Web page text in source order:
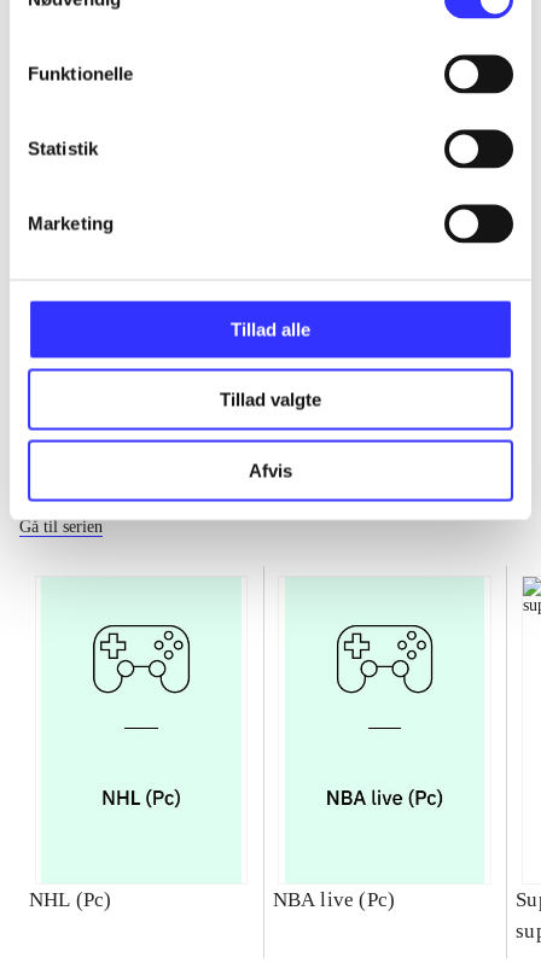
Funktionelle
Statistik
Marketing
Tillad alle
Tillad valgte
Afvis
...
...
...
Gå til serien
NHL (Pc) NBA live (Pc)